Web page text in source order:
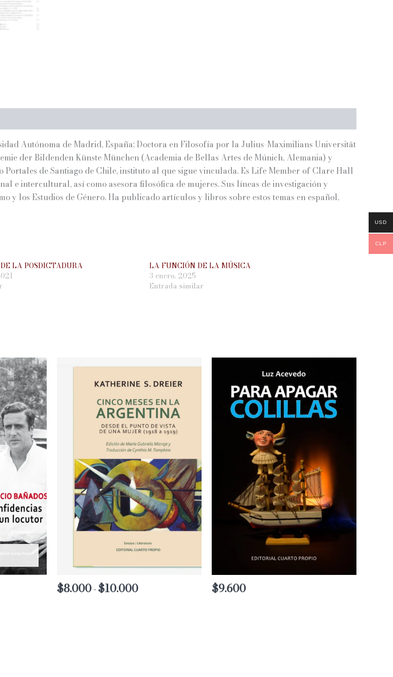
Autónoma de Madrid, España; Doctora en Filosofía por la Julius-Maximilians Universität
der Bildenden Künste München (Academia de Bellas Artes de Múnich, Alemania) y
de Santiago de Chile, instituto al que sigue vinculada. Es Life Member of Clare Hall
e intercultural, así como asesora filosófica de mujeres. Sus líneas de investigación y
y los Estudios de Género. Ha publicado artículos y libros sobre estos temas en español,
LA POSDICTADURA
LA FUNCIÓN DE LA MÚSICA
3 enero, 2025
Entrada similar
$8.000 - $10.000Rango
$9.600
USD
CLP